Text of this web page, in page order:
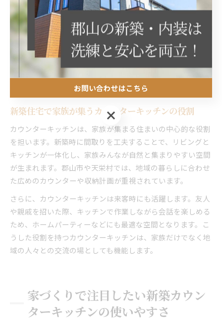
ターキッチンが家族時間を増やすきっかけとなっているケー
スが多く見受けられます。
また、カウンター越しに家族が会話を楽しみながら過ごすこ
とで、日常の小さな悩みや出来事も共有しやすくなります。
このような空間設計は、家族の絆を強めるだけでなく、住ま
い全体の居心地の良さにもつながっています。
新築住宅で家族が集うカウンターキッチンの役割
カウンターキッチンは、家族が集まる住まいの中心的な役割
を担います。新築時に間取りを工夫することで、リビングと
キッチンが一体化し、家族みんなが自然と集まりやすい空間
が生まれます。郡山市や天栄村では、地域の暮らしに合わせ
た広めのカウンターや収納計画が重視されています。
さらに、カウンターキッチンは来客時にも活躍します。友人
や親戚を招いた際、キッチンで作業しながら会話を楽しめる
ため、ホームパーティーなどにも最適な空間となります。こ
うした役割を持つカウンターキッチンは、家族だけでなく地
域の人々との交流の場としても機能します。
家づくりで注目したい新築カウン
ターキッチンの使いやすさ
お問い合わせはこちら
お問い合わせはこちら